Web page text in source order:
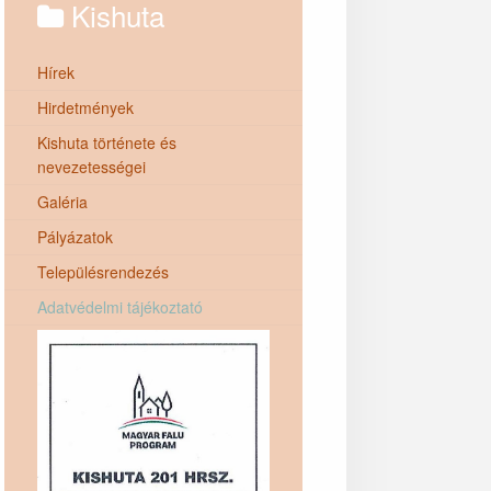
Kishuta
Hírek
Hirdetmények
Kishuta története és
nevezetességei
Galéria
Pályázatok
Településrendezés
Adatvédelmi tájékoztató